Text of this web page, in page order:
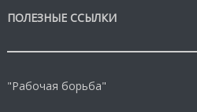
ПОЛЕЗНЫЕ ССЫЛКИ
"Рабочая борьба"